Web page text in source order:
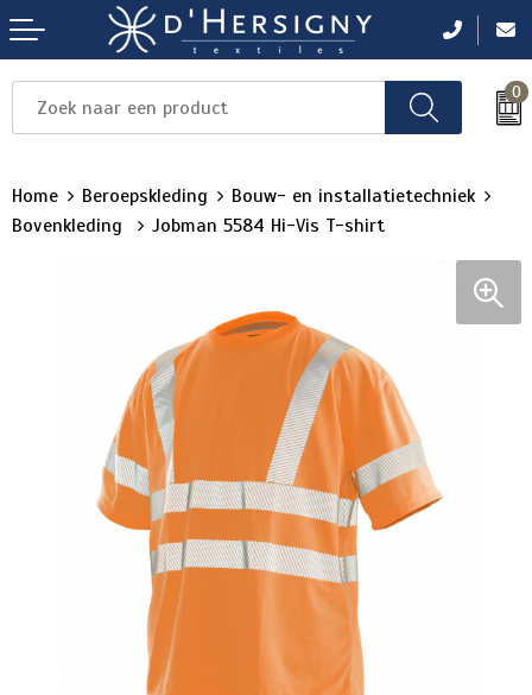
0
Home Beroepskleding
Bouw- en installatietechniek
Bovenkleding
Jobman 5584 Hi-Vis T-shirt